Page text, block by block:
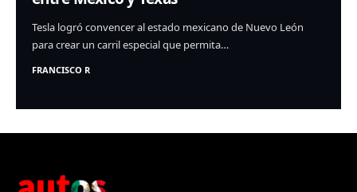
Tesla logró convencer al estado mexicano de Nuevo León
para crear un carril especial que permita…
FRANCISCO R